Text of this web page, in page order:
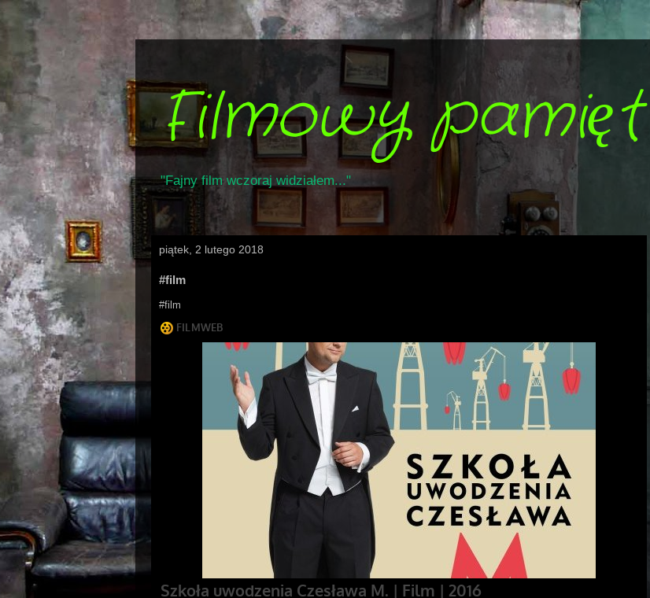
Filmowy
"Fajny film wczoraj widziałem..."
piątek, 2 lutego 2018
#film
#film